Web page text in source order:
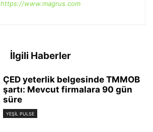
https://www.magrus.com
İlgili Haberler
ÇED yeterlik belgesinde TMMOB
şartı: Mevcut firmalara 90 gün
süre
YEŞIL PULSE